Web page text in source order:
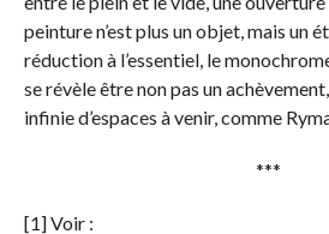
peinture n’est plus un objet, mais un
réduction à l’essentiel, le
se révèle être non pas un
infinie d’espaces à venir, comme
***
[1] Voir :